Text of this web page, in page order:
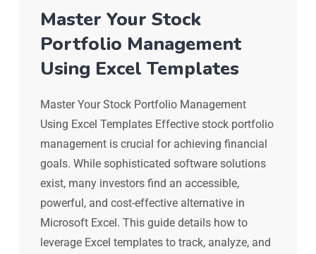
Master Your Stock
Portfolio Management
Using Excel Templates
Master Your Stock Portfolio Management
Using Excel Templates Effective stock portfolio
management is crucial for achieving financial
goals. While sophisticated software solutions
exist, many investors find an accessible,
powerful, and cost-effective alternative in
Microsoft Excel. This guide details how to
leverage Excel templates to track, analyze, and